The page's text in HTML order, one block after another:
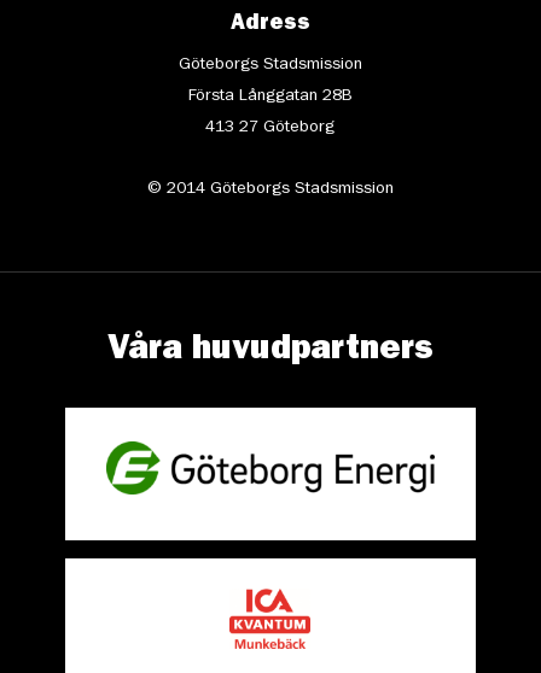
Adress
Göteborgs Stadsmission
Första Långgatan 28B
413 27 Göteborg
© 2014 Göteborgs Stadsmission
Våra huvudpartners